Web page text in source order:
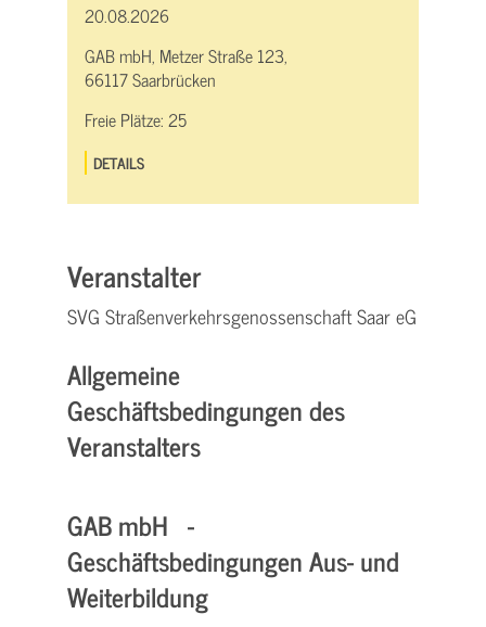
20.08.2026
GAB mbH, Metzer Straße 123,
66117 Saarbrücken
Freie Plätze:25
DETAILS
Veranstalter
SVG Straßenverkehrsgenossenschaft Saar eG
Allgemeine
Geschäftsbedingungen des
Veranstalters
GAB mbH -
Geschäftsbedingungen Aus- und
Weiterbildung